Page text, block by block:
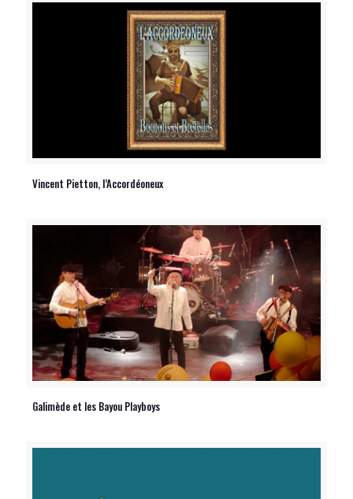
Vincent Pietton, l’Accordéoneux
Galimède et les Bayou Playboys